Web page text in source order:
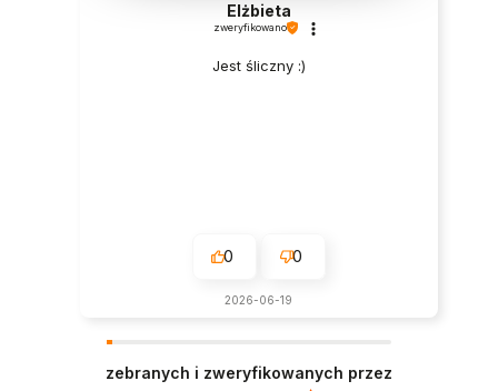
Elżbieta
zweryfikowano
Jest śliczny :)
0 0
2026-06-19
zebranych i zweryfikowanych przez